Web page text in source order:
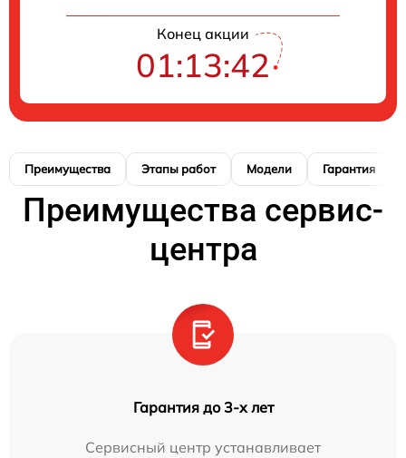
Конец акции
01:13:41
Преимущества Этапы работ Модели Гарантия
Преимущества сервис-
центра
Гарантия до 3-х лет
Сервисный центр устанавливает